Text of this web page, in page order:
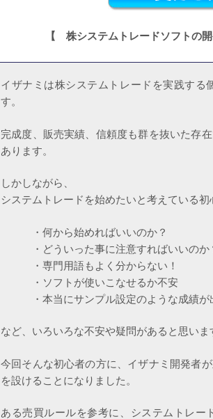
【 株システムトレードソフトの
イザナミは株システムトレードを実践す
す。
完成度、販売実績、信頼度も群を抜いた存
あります。
しかしながら、
システムトレードを始めたいと考えている
・何から始めればいいのか？
・どういった事に注意すればいいのか
・専門用語もよく分からない！
・ソフトが使いこなせるか不安
・本当にサンプル設定のような成績が
など、いろいろな不安や疑問があると思いま
今回そんな初心者の方に、イザナミ開発者
を設けることになりました。
ある売買ルールを参考に、システムトレ